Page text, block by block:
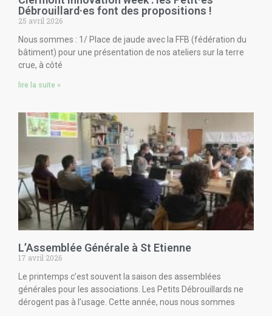
Débrouillard·es font des propositions !
25 avril 2026
Nous sommes : 1/ Place de jaude avec la FFB (fédération du
bâtiment) pour une présentation de nos ateliers sur la terre
crue, à côté
lire la suite »
L’Assemblée Générale à St Etienne
17 avril 2026
Le printemps c’est souvent la saison des assemblées
générales pour les associations. Les Petits Débrouillards ne
dérogent pas à l’usage. Cette année, nous nous sommes